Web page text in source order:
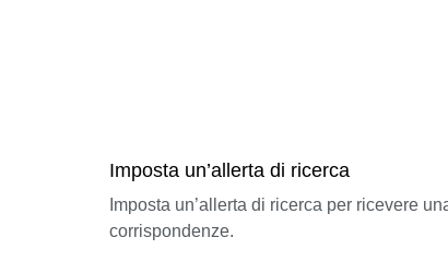
Imposta un’allerta di ricerca
Imposta un’allerta di ricerca per ricevere
corrispondenze.